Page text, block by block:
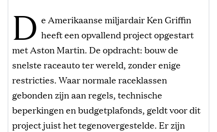
D e Amerikaanse miljardair Ken Griffin
heeft een opvallend project opgestart
met Aston Martin. De opdracht: bouw de
snelste raceauto ter wereld, zonder enige
restricties. Waar normale raceklassen
gebonden zijn aan regels, technische
beperkingen en budgetplafonds, geldt voor dit
project juist het tegenovergestelde. Er zijn